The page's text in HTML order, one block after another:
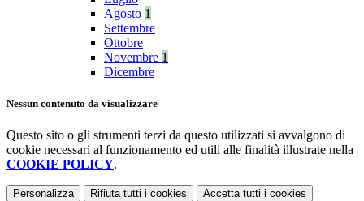
Agosto 1
Settembre
Ottobre
Novembre 1
Dicembre
Nessun contenuto da visualizzare
Questo sito o gli strumenti terzi da questo utilizzati si avvalgono di
cookie necessari al funzionamento ed utili alle finalità illustrate nella
COOKIE POLICY.
Personalizza Rifiuta tutti i cookies Accetta tutti i cookies